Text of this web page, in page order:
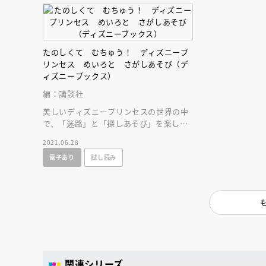
たのしくて むちゅう！ ディズニープ
リンセス めいろと さがしあそび（デ
ィズニーブックス）
編：講談社
美しいディズニープリンセスの世界の中
で、「迷路」と「探しあそび」を楽しも
すめの一冊。
2021.06.28
電子あり
試し読み